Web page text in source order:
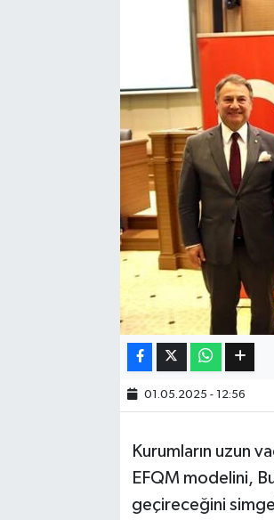
01.05.2025 - 12:56
Kurumların uzun
EFQM modelini,
geçireceğini
Kültür & Sanat